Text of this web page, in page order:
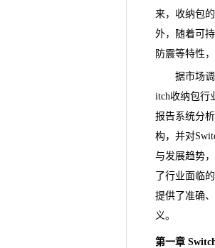
来，收纳包
外，随着可
防震等特性
据市场调
itch收纳包行
报告系统分
构，并对
与发展趋势
了行业面临
提供了准确
义。
第一章